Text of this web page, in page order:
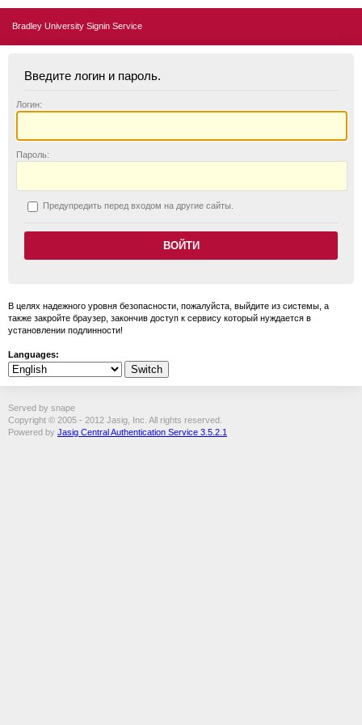
Bradley University Signin Service
Введите логин и пароль.
Логин:
Пароль:
Предупредить перед входом на другие сайты.
В целях надежного уровня безопасности, пожалуйста, выйдите из системы, а
также закройте браузер, закончив доступ к сервису который нуждается в
установлении подлинности!
Languages:
Served by snape
Copyright © 2005 - 2012 Jasig, Inc. All rights reserved.
Powered by Jasig Central Authentication Service 3.5.2.1